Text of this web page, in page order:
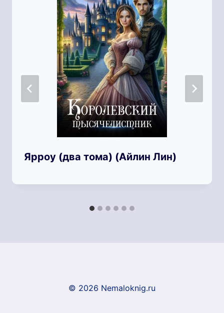
Ярроу (два тома) (Айлин Лин)
© 2026 Nemaloknig.ru